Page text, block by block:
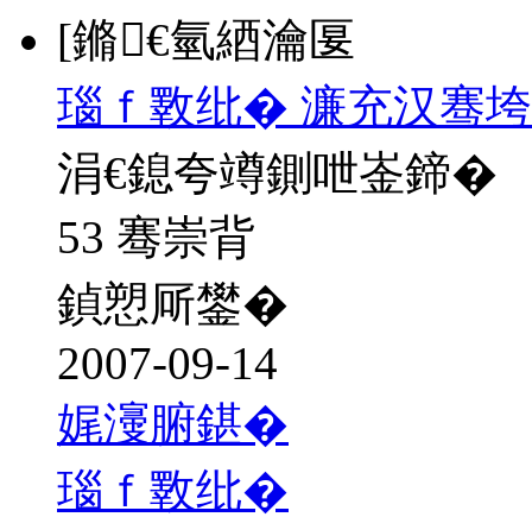
[鏅€氫綇瀹匽
瑙ｆ斁纰� 濂充汉骞
涓€鎴夸竴鍘呭崟鍗�
53 骞崇背
鍞愬厛鐢�
2007-09-14
娓濅腑鍖�
瑙ｆ斁纰�